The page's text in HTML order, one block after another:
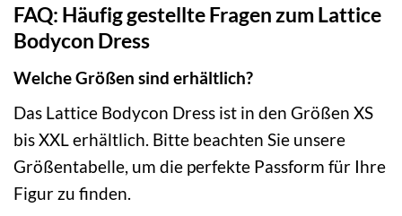
FAQ: Häufig gestellte Fragen zum Lattice
Bodycon Dress
Welche Größen sind erhältlich?
Das Lattice Bodycon Dress ist in den Größen XS
bis XXL erhältlich. Bitte beachten Sie unsere
Größentabelle, um die perfekte Passform für Ihre
Figur zu finden.